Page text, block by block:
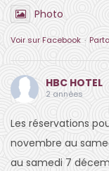
Photo
Voir sur Facebook ·
HBC HOTEL
2 années
Les réservations
novembre au
au samedi 7